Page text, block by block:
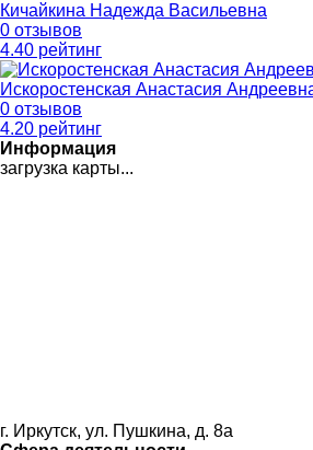
Кичайкина Надежда Васильевна
0 отзывов
4.40 рейтинг
Искоростенская Анастасия
0 отзывов
4.20 рейтинг
Информация
загрузка карты...
г. Иркутск, ул. Пушкина, д. 8а